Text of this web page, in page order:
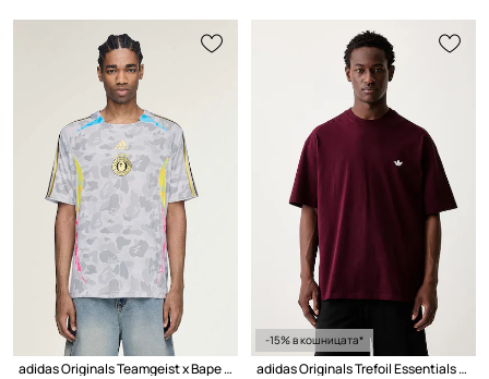
adidas Originals Teamgeist x Bape тениска мъжка
-15% в кошницата*
adidas Originals Trefoil Essentials тениска от памук мъжка